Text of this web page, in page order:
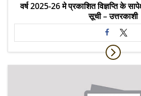
वर्ष 2025-26 मे प्रकाशित विज्ञप्ति के
सूची – उत्तरकाशी